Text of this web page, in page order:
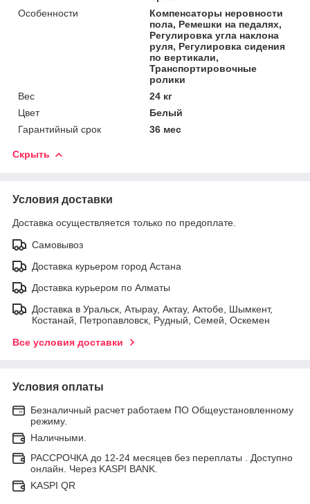
Особенности
Компенсаторы неровности
пола, Ремешки на педалях,
Регулировка угла наклона
руля, Регулировка сидения
по вертикали,
Транспортировочные
ролики
Вес
24 кг
Цвет
Белый
Гарантийный срок
36 мес
Скрыть
Условия доставки
Доставка осуществляется только по предоплате.
Самовывоз
Доставка курьером город Астана
Доставка курьером по Алматы
Доставка в Уральск, Атырау, Актау, Актобе, Шымкент,
Костанай, Петропавловск, Рудный, Семей, Оскемен
Все условия доставки
Условия оплаты
Безналичный расчет работаем ПО Общеустановленному
режиму.
Наличными.
РАССРОЧКА до 12-24 месяцев без переплаты . Доступно
онлайн. Через KASPI BANK.
KASPI QR